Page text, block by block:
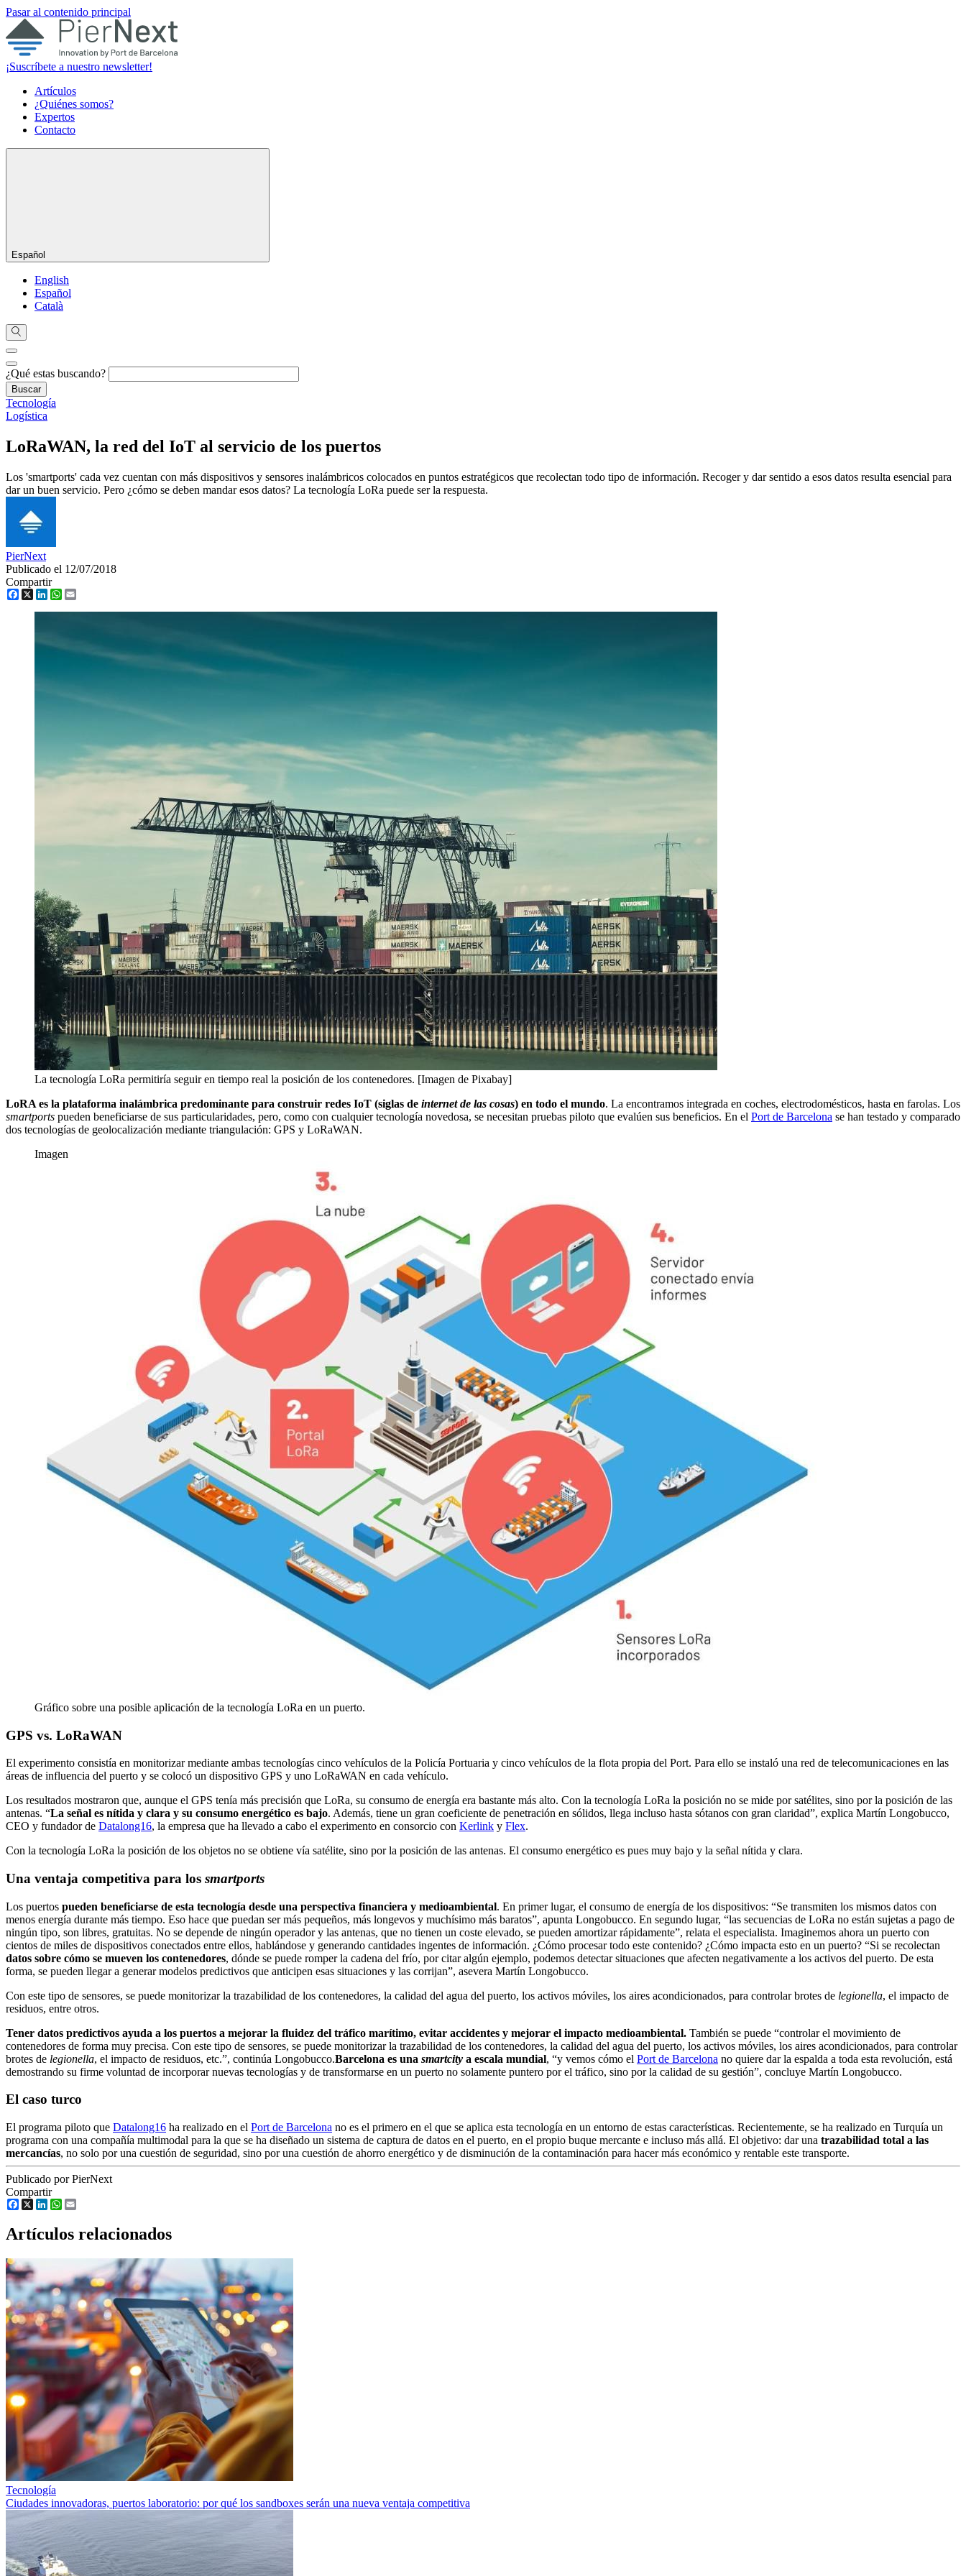
Pasar al contenido principal
¡Suscríbete a nuestro newsletter!
Artículos
¿Quiénes somos?
Expertos
Contacto
Español
English
Español
Català
¿Qué estas buscando?
Tecnología
Logística
LoRaWAN, la red del IoT al servicio de los puertos
Los 'smartports' cada vez cuentan con más dispositivos y sensores inalámbricos colocados en puntos estratégicos que recolectan todo tipo de información. Recoger y dar sentido a esos datos resulta esencial para
dar un buen servicio. Pero ¿cómo se deben mandar esos datos? La tecnología LoRa puede ser la respuesta.
PierNext
Publicado el 12/07/2018
Compartir
Facebook
X LinkedInWhatsApp
La tecnología LoRa permitiría seguir en tiempo real la posición de los contenedores. [Imagen de Pixabay]
LoRA es la plataforma inalámbrica predominante para construir redes IoT (siglas de internet de las cosas) en todo el mundo. La encontramos integrada en coches, electrodomésticos, hasta en farolas. Los
smartports pueden beneficiarse de sus particularidades, pero, como con cualquier tecnología novedosa, se necesitan pruebas piloto que evalúen sus beneficios. En el Port de Barcelona se han testado y comparado
dos tecnologías de geolocalización mediante triangulación: GPS y LoRaWAN.
Imagen
Gráfico sobre una posible aplicación de la tecnología LoRa en un puerto.
GPS vs. LoRaWAN
El experimento consistía en monitorizar mediante ambas tecnologías cinco vehículos de la Policía Portuaria y cinco vehículos de la flota propia del Port. Para ello se instaló una red de telecomunicaciones en las
áreas de influencia del puerto y se colocó un dispositivo GPS y uno LoRaWAN en cada vehículo.
Los resultados mostraron que, aunque el GPS tenía más precisión que LoRa, su consumo de energía era bastante más alto. Con la tecnología LoRa la posición no se mide por satélites, sino por la posición de las
antenas. “La señal es nítida y clara y su consumo energético es bajo. Además, tiene un gran coeficiente de penetración en sólidos, llega incluso hasta sótanos con gran claridad”, explica Martín Longobucco,
CEO y fundador de Datalong16, la empresa que ha llevado a cabo el experimento en consorcio con Kerlink y Flex.
Con la tecnología LoRa la posición de los objetos no se obtiene vía satélite, sino por la posición de las antenas. El consumo energético es pues muy bajo y la señal nítida y clara.
Una ventaja competitiva para los smartports
Los puertos pueden beneficiarse de esta tecnología desde una perspectiva financiera y medioambiental. En primer lugar, el consumo de energía de los dispositivos: “Se transmiten los mismos datos con
menos energía durante más tiempo. Eso hace que puedan ser más pequeños, más longevos y muchísimo más baratos”, apunta Longobucco. En segundo lugar, “las secuencias de LoRa no están sujetas a pago de
ningún tipo, son libres, gratuitas. No se depende de ningún operador y las antenas, que no tienen un coste elevado, se pueden amortizar rápidamente”, relata el especialista. Imaginemos ahora un puerto con
cientos de miles de dispositivos conectados entre ellos, hablándose y generando cantidades ingentes de información. ¿Cómo procesar todo este contenido? ¿Cómo impacta esto en un puerto? “Si se recolectan
datos sobre cómo se mueven los contenedores, dónde se puede romper la cadena del frío, por citar algún ejemplo, podemos detectar situaciones que afecten negativamente a los activos del puerto. De esta
forma, se pueden llegar a generar modelos predictivos que anticipen esas situaciones y las corrijan”, asevera Martín Longobucco.
Con este tipo de sensores, se puede monitorizar la trazabilidad de los contenedores, la calidad del agua del puerto, los activos móviles, los aires acondicionados, para controlar brotes de legionella, el impacto de
residuos, entre otros.
Tener datos predictivos ayuda a los puertos a mejorar la fluidez del tráfico marítimo, evitar accidentes y mejorar el impacto medioambiental. También se puede “controlar el movimiento de
contenedores de forma muy precisa. Con este tipo de sensores, se puede monitorizar la trazabilidad de los contenedores, la calidad del agua del puerto, los activos móviles, los aires acondicionados, para controlar
brotes de legionella, el impacto de residuos, etc.”, continúa Longobucco.Barcelona es una smartcity a escala mundial, “y vemos cómo el Port de Barcelona no quiere dar la espalda a toda esta revolución, está
demostrando su firme voluntad de incorporar nuevas tecnologías y de transformarse en un puerto no solamente puntero por el tráfico, sino por la calidad de su gestión”, concluye Martín Longobucco.
El caso turco
El programa piloto que Datalong16 ha realizado en el Port de Barcelona no es el primero en el que se aplica esta tecnología en un entorno de estas características. Recientemente, se ha realizado en Turquía un
programa con una compañía multimodal para la que se ha diseñado un sistema de captura de datos en el puerto, en el propio buque mercante e incluso más allá. El objetivo: dar una trazabilidad total a las
mercancías, no solo por una cuestión de seguridad, sino por una cuestión de ahorro energético y de disminución de la contaminación para hacer más económico y rentable este transporte.
Publicado por PierNext
Compartir
Facebook
X LinkedInWhatsApp
Artículos relacionados
Tecnología
Ciudades innovadoras, puertos laboratorio: por qué los sandboxes serán una nueva ventaja competitiva